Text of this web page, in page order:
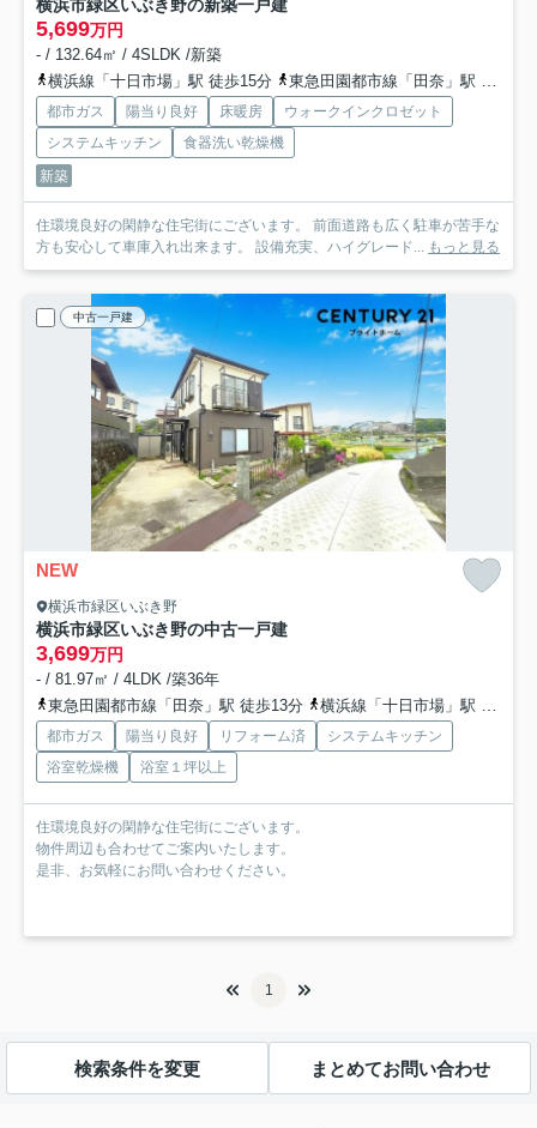
横浜市緑区いぶき野の新築一戸建
5,699万円
- / 132.64㎡ / 4SLDK /新築
横浜線「十日市場」駅 徒歩15分
東急田園都市線「田奈」駅 バス4分 「稲荷前」 停歩10分
都市ガス 陽当り良好 床暖房
ウォークインクロゼット
システムキッチン
食器洗い乾燥機
新築
住環境良好の閑静な住宅街にございます。 前面道路も広く駐車が苦手な
方も安心して車庫入れ出来ます。 設備充実、ハイグレード... もっと見る
中古一戸建
NEW
横浜市緑区いぶき野
横浜市緑区いぶき野の中古一戸建
3,699万円
- / 81.97㎡ / 4LDK /築36年
東急田園都市線「田奈」駅 徒歩13分
横浜線「十日市場」駅 徒歩19分
都市ガス 陽当り良好 リフォーム済
システムキッチン
浴室乾燥機
浴室１坪以上
住環境良好の閑静な住宅街にございます。
物件周辺も合わせてご案内いたします。
是非、お気軽にお問い合わせください。
1
検索条件を変更 まとめてお問い合わせ